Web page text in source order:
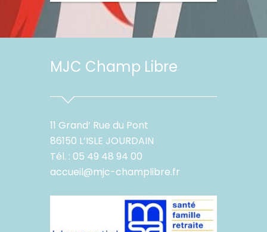
MJC Champ Libre
11 Grand’ Rue du Pont
86150 L’ISLE JOURDAIN
Tél. : 05 49 48 94 00
accueil@mjc-champlibre.fr